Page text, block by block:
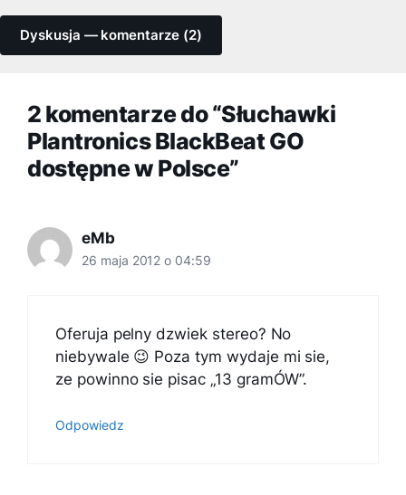
Dyskusja — komentarze (2)
2 komentarze do “Słuchawki
Plantronics BlackBeat GO
dostępne w Polsce”
eMb
26 maja 2012 o 04:59
Oferuja pelny dzwiek stereo? No
niebywale 😉 Poza tym wydaje mi sie,
ze powinno sie pisac „13 gramÓW”.
Odpowiedz